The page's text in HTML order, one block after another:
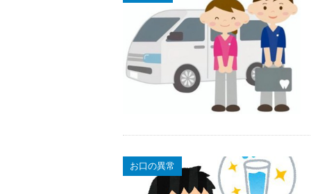
お口の異常